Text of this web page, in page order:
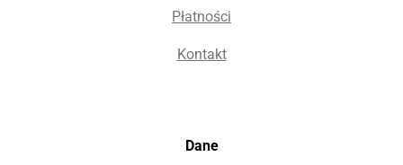
Płatności
Kontakt
Dane